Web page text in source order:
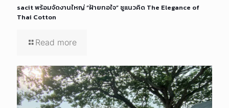
sacit พร้อมจัดงานใหญ่ “ฝ้ายทอใจ” ชูแนวคิด The Elegance of
Thai Cotton
Read more